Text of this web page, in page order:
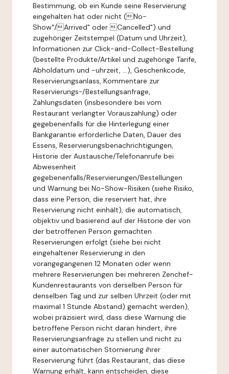
Bestimmung, ob ein Kunde seine Reservierung
eingehalten hat oder nicht (No-
Show"/Arrived" oder Cancelled") und
zugehöriger Zeitstempel (Datum und Uhrzeit),
Informationen zur Click-and-Collect-Bestellung
(bestellte Produkte/Artikel und zugehörige Tarife,
Abholdatum und -uhrzeit, ...), Geschenkcode,
Reservierungsanlass, Kommentare zur
Reservierungs-/Bestellungsanfrage,
Zahlungsdaten (insbesondere bei vom
Restaurant verlangter Vorauszahlung) oder
gegebenenfalls für die Hinterlegung einer
Bankgarantie erforderliche Daten, Dauer des
Essens, Reservierungsbenachrichtigungen,
Historie der Austausche/Telefonanrufe bei
Abwesenheit
gegebenenfalls/Reservierungen/Bestellungen
und Warnung bei No-Show-Risiken (siehe Risiko,
dass eine Person, die reserviert hat, ihre
Reservierung nicht einhält), die automatisch,
objektiv und basierend auf der Historie der von
der betroffenen Person gemachten
Reservierungen erfolgt (siehe bei nicht
eingehaltener Reservierung in den
vorangegangenen 12 Monaten oder wenn
mehrere Reservierungen bei mehreren Zenchef-
Kundenrestaurants von derselben Person für
denselben Tag und zur selben Uhrzeit (oder mit
maximal 1 Stunde Abstand) gemacht werden),
wobei präzisiert wird, dass diese Warnung die
betroffene Person nicht daran hindert, ihre
Reservierungsanfrage zu stellen und nicht zu
einer automatischen Stornierung ihrer
Reservierung führt (das Restaurant, das diese
Warnung erhält, kann entscheiden, diese